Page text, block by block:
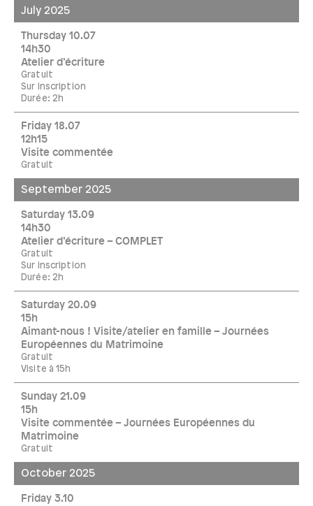
July 2025
Thursday 10.07
14h30
Atelier d’écriture
Gratuit
Sur inscription
Durée: 2h
Friday 18.07
12h15
Visite commentée
Gratuit
September 2025
Saturday 13.09
14h30
Atelier d’écriture – COMPLET
Gratuit
Sur inscription
Durée: 2h
Saturday 20.09
15h
Aimant-nous ! Visite/atelier en famille – Journées
Européennes du Matrimoine
Gratuit
Visite à 15h
Sunday 21.09
15h
Visite commentée – Journées Européennes du
Matrimoine
Gratuit
October 2025
Friday 3.10